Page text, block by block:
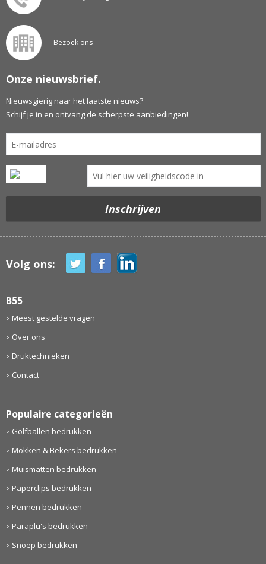
Bezoek ons
Onze nieuwsbrief.
Nieuwsgierig naar het laatste nieuws?
Schijf je in en ontvang de scherpste aanbiedingen!
Volg ons:
B55
Meest gestelde vragen
Over ons
Druktechnieken
Contact
Populaire categorieën
Golfballen bedrukken
Mokken & Bekers bedrukken
Muismatten bedrukken
Paperclips bedrukken
Pennen bedrukken
Paraplu's bedrukken
Snoep bedrukken